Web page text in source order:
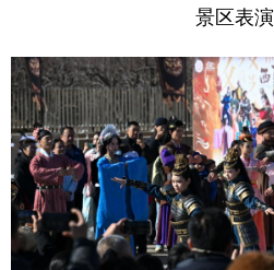
景区表演